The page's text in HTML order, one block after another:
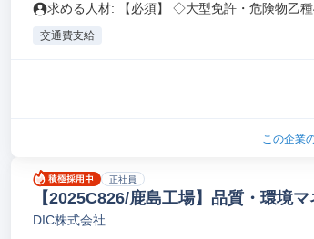
求める人材: 【必須】 ◇大型免許・危険物乙
交通費支給
この企業
正社員
【2025C826/鹿島工場】品質・環境
他品質保証(機械/電気/電子製品専門職)
DIC株式会社